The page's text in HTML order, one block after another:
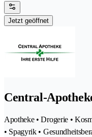
Jetzt geöffnet
Central-
Apotheke • Drogerie •
• Spagyrik •